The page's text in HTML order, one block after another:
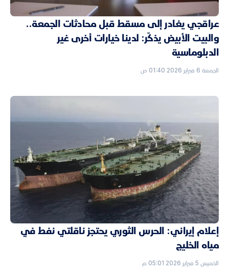
عراقجي يغادر إلى مسقط قبل محادثات الجمعة..
والبيت الأبيض يذكّر: لدينا خيارات أخرى غير
الدبلوماسية
الجمعة 6 فبراير 2026 01:40 ص
إعلام إيراني: الحرس الثوري يحتجز ناقلتي نفط في
مياه الخليج
الخميس 5 فبراير 2026 05:01 م